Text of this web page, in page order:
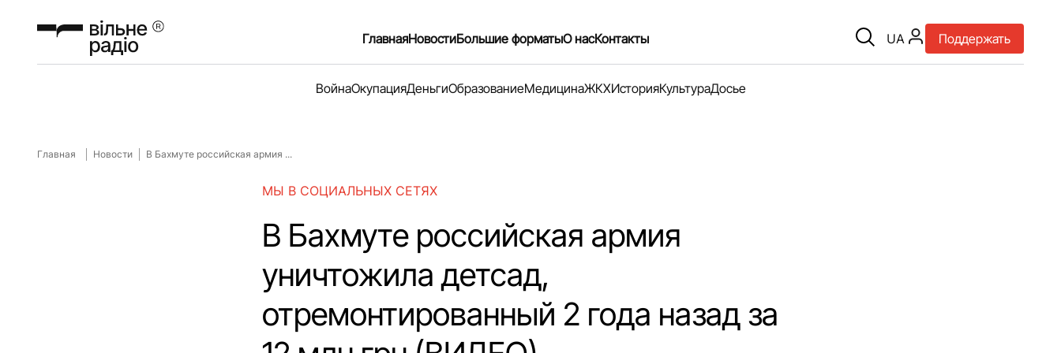
ГлавнаяНовостиБольшие форматыО насКонтакты UA Поддержать
ВойнаОкупацияДеньгиОбразованиеМедицинаЖКХИсторияКультураДосье
Главная Новости В Бахмуте российская армия ...
МЫ В СОЦИАЛЬНЫХ СЕТЯХ
В Бахмуте российская армия
уничтожила детсад,
отремонтированный 2 года назад за